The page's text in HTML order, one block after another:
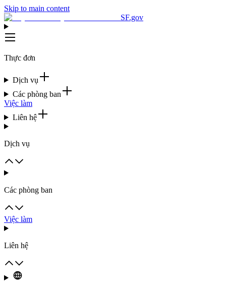
Skip to main content
SF.gov
Thực đơn
Dịch vụ
Các phòng ban
Việc làm
Liên hệ
Dịch vụ
Các phòng ban
Việc làm
Liên hệ